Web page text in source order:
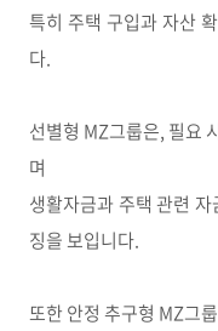
특히 주택 구입과 자산
다.
선별형 MZ그룹은, 필요
며
생활자금과 주택 관련
징을 보입니다.
또한 안정 추구형 MZ그